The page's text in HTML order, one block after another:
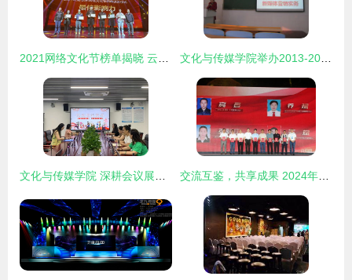
2021网络文化节榜单揭晓 云南春晚春传媒荣获“最佳影响力奖”及拓展服务获赞誉 文化与传媒学院举办2013-2014年度网络与新媒体专业单科进修教师说课讲课观摩活动
文化与传媒学院 深耕会议展览，打造品牌传播新高地 交流互鉴，共享成果 2024年黔渝川滇文化和自然遗产日系列活动在荔波盛大开幕